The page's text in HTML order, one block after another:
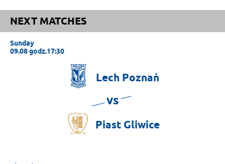
NEXT MATCHES
Sunday
09.08 godz.17:30
Lech Poznań
vs
Piast Gliwice